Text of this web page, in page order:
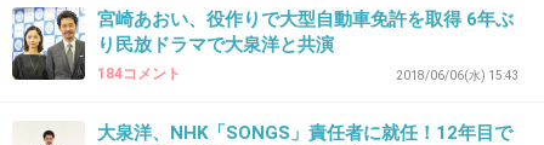
>>31
知ってる知ってる！
宮崎あおい、役作りで大型自動車免許を取得 6年ぶ
り民放ドラマで大泉洋と共演
184コメント 2018/06/06(水) 15:43
大泉洋、NHK「SONGS」責任者に就任！12年目で